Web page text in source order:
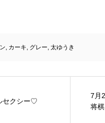
, カーキ, グレー, 太ゆうき
セクシー♡
7月
将棋